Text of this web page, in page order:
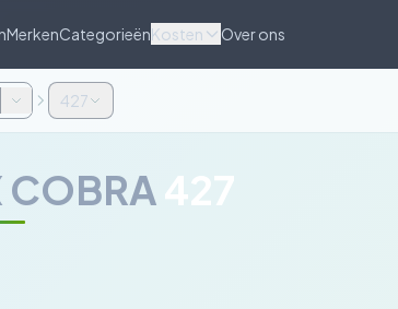
MerkenCategorieënKosten Over ons
427
COBRA427